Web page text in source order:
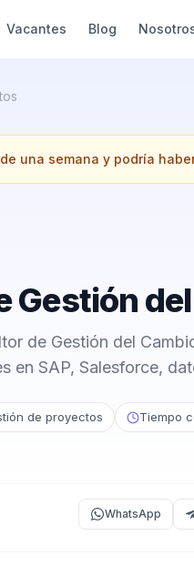
Vacantes Blog
una semana y podría
Gestión
de Gestión del
en SAP, Salesforce,
de proyectos Tiempo
WhatsApp